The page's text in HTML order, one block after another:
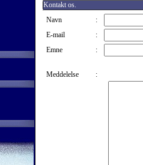
Kontakt os.
Navn
:
E-mail
:
Emne
:
Meddelelse :